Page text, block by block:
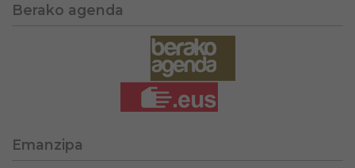
Berako agenda
Emanzipa